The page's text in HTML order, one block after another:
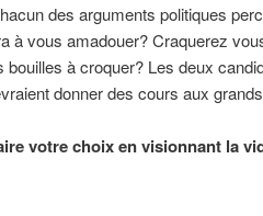
des arguments politiques
à vous amadouer? Craquerez
bouilles à croquer? Les deux
donner des cours aux
votre choix en visionnant la